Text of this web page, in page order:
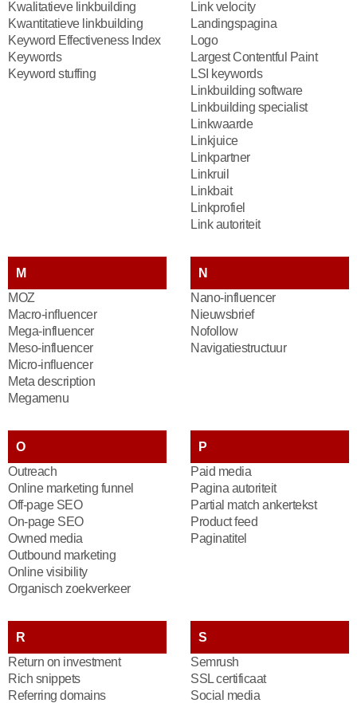
Kwalitatieve linkbuilding
Kwantitatieve linkbuilding
Keyword Effectiveness Index
Keywords
Keyword stuffing
Link velocity
Landingspagina
Logo
Largest Contentful Paint
LSI keywords
Linkbuilding software
Linkbuilding specialist
Linkwaarde
Linkjuice
Linkpartner
Linkruil
Linkbait
Linkprofiel
Link autoriteit
M
MOZ
Macro-influencer
Mega-influencer
Meso-influencer
Micro-influencer
Meta description
Megamenu
N
Nano-influencer
Nieuwsbrief
Nofollow
Navigatiestructuur
O
Outreach
Online marketing funnel
Off-page SEO
On-page SEO
Owned media
Outbound marketing
Online visibility
Organisch zoekverkeer
P
Paid media
Pagina autoriteit
Partial match ankertekst
Product feed
Paginatitel
R
Return on investment
Rich snippets
Referring domains
S
Semrush
SSL certificaat
Social media